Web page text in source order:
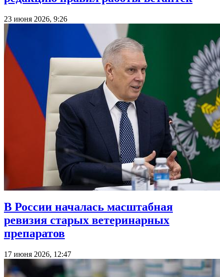
23 июня 2026, 9:26
В России началась масштабная
ревизия старых ветеринарных
препаратов
17 июня 2026, 12:47